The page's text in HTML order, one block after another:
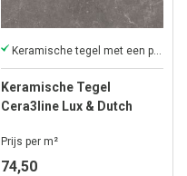
Keramische tegel met een prachtig formaat!
Keramische Tegel
Cera3line Lux & Dutch
Marble
Prijs per m²
74,50